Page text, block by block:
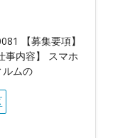
【募集要項】
事内容】 スマホ
ルムの